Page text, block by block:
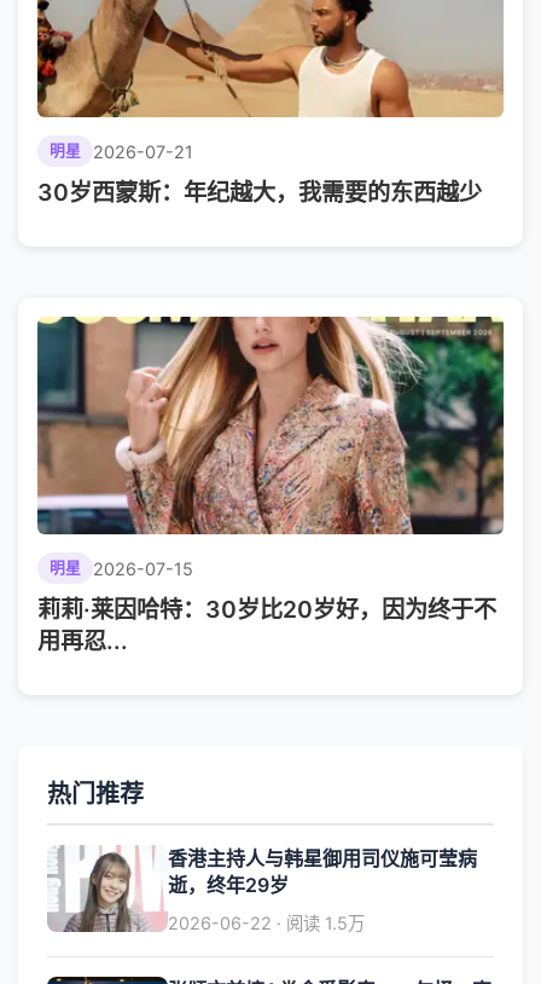
明星 2026-07-21
30岁西蒙斯：年纪越大，我需要的东西越少
明星 2026-07-15
莉莉·莱因哈特：30岁比20岁好，因为终于不
用再忍...
热门推荐
香港主持人与韩星御用司仪施可莹病
逝，终年29岁
2026-06-22 · 阅读 1.5万